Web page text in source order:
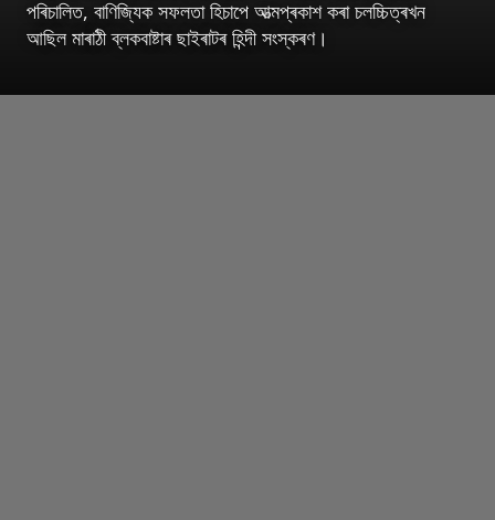
পৰিচালিত, বাণিজ্যিক সফলতা হিচাপে আত্মপ্ৰকাশ কৰা চলচ্চিত্ৰখন
আছিল মাৰাঠী ব্লকবাষ্টাৰ ছাইৰাটৰ হিন্দী সংস্কৰণ।